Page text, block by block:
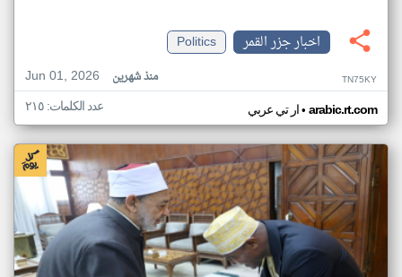
اخبار جزر القمر
Politics
Jun 01, 2026
منذ شهرين TN75KY
ار تي عربي• arabic.rt.com عدد الكلمات: ٢١٥